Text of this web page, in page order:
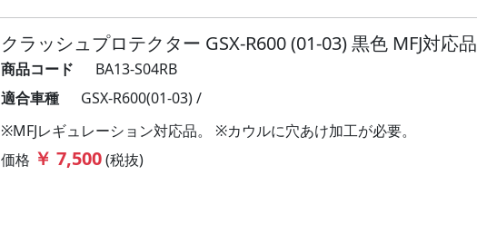
クラッシュプロテクター GSX-R600 (01-03) 黒色 MFJ対応品
商品コード
BA13-S04RB
適合車種
GSX-R600(01-03) /
※MFJレギュレーション対応品。 ※カウルに穴あけ加工が必要。
価格 ￥ 7,500(税抜)